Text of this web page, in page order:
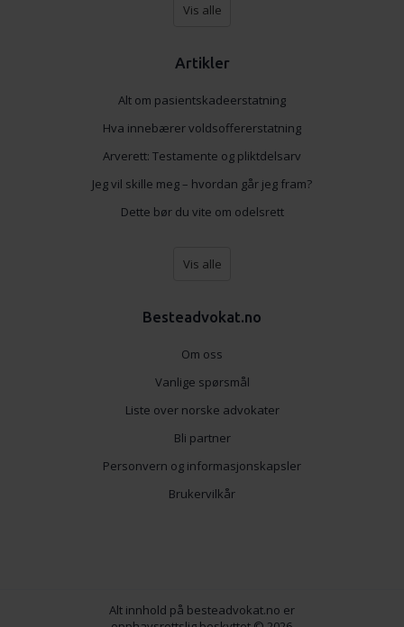
Vis alle
Artikler
Alt om pasientskadeerstatning
Hva innebærer voldsoffererstatning
Arverett: Testamente og pliktdelsarv
Jeg vil skille meg – hvordan går jeg fram?
Dette bør du vite om odelsrett
Vis alle
Besteadvokat.no
Om oss
Vanlige spørsmål
Liste over norske advokater
Bli partner
Personvern og informasjonskapsler
Brukervilkår
Alt innhold på besteadvokat.no er